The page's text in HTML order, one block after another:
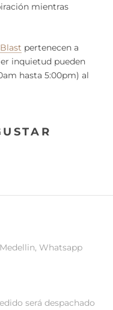
mientras
pertenecen a
inquietud pueden
hasta 5:00pm) al
Whatsapp
será despachado